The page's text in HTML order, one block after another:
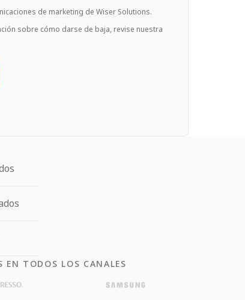
de marketing de Wiser Solutions.
sobre cómo darse de baja, revise nuestra
EN TODOS LOS CANALES